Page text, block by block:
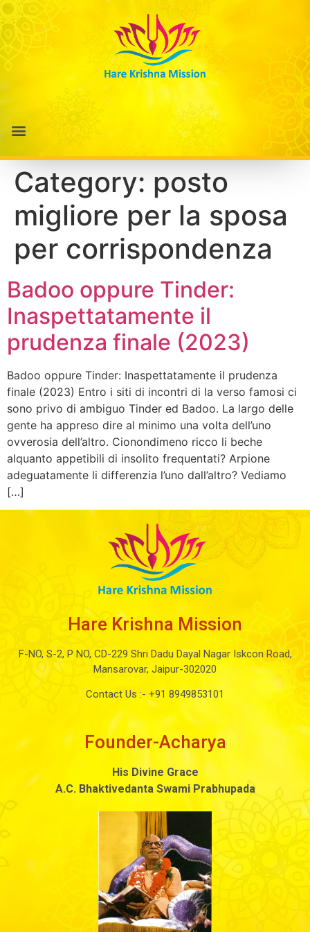
Category: posto
migliore per la sposa
per corrispondenza
Badoo oppure Tinder:
Inaspettatamente il
prudenza finale (2023)
Badoo oppure Tinder: Inaspettatamente il prudenza
finale (2023) Entro i siti di incontri di la verso famosi ci
sono privo di ambiguo Tinder ed Badoo. La largo delle
gente ha appreso dire al minimo una volta dell’uno
ovverosia dell’altro. Cionondimeno ricco li beche
alquanto appetibili di insolito frequentati? Arpione
adeguatamente li differenzia l’uno dall’altro? Vediamo
[…]
Hare Krishna Mission
F-NO, S-2, P NO, CD-229 Shri Dadu Dayal Nagar Iskcon Road,
Mansarovar, Jaipur-302020
Contact Us :- +91 8949853101
Founder-Acharya
His Divine Grace
A.C. Bhaktivedanta Swami Prabhupada